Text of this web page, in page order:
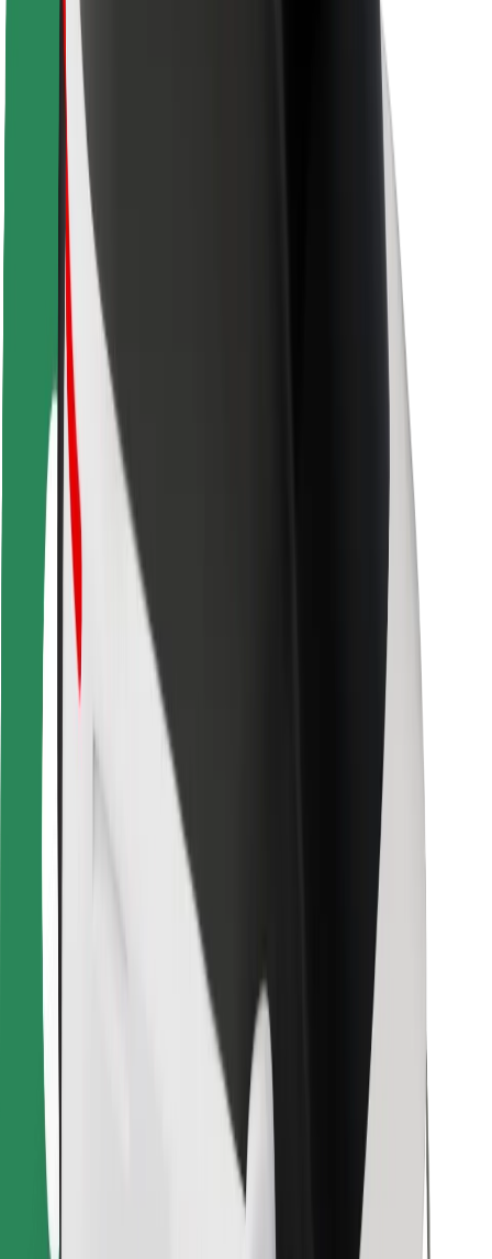
Ciudades
Aeropuertos
Estaciones de carga de Bolt
Soporte
Para usuarios
Para conductores
Para repartidores
Bolt Food
Para propietarios de flota
Para restaurantes
Bolt para empresas
Otros
Proveedores
Términos y Condiciones
¡Conseguí un viaje en minutos!
Descargar la app de Bolt
Encontrá tu comida favorita
Descargar la app de Bolt Food